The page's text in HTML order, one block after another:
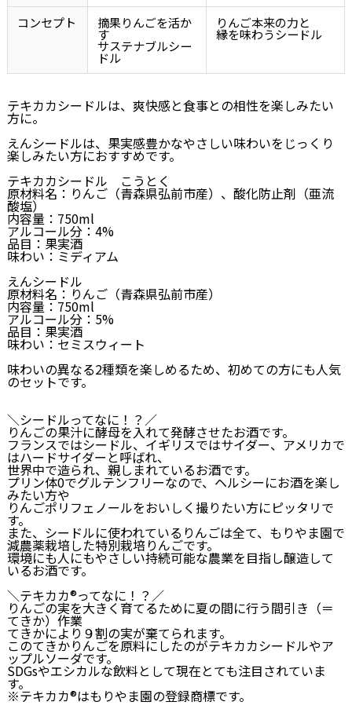
コンセプト
摘果りんごを活か
す
サステナブルシー
ドル
りんご本来の力と
縁を味わうシードル
テキカカシードルは、爽快感と食事との相性を楽しみたい
方に。
えんシードルは、果実感豊かなやさしい味わいをじっくり
楽しみたい方におすすめです。
テキカカシードル こうとく
原材料名：りんご（青森県弘前市産）、酸化防止剤（亜流
酸塩）
内容量：750ml
アルコール分：4%
品目：果実酒
味わい：ミディアム
えんシードル
原材料名：りんご（青森県弘前市産）
内容量：750ml
アルコール分：5%
品目：果実酒
味わい：セミスウィート
味わいの異なる2種類を楽しめるため、初めての方にも人気
のセットです。
＼シードルってなに！？／
りんごの果汁に酵母を入れて発酵させたお酒です。
フランスではシードル、イギリスではサイダー、アメリカで
はハードサイダーと呼ばれ、
世界中で造られ、親しまれているお酒です。
プリン体0でグルテンフリーなので、ヘルシーにお酒を楽し
みたい方や
りんごポリフェノールをおいしく撮りたい方にピッタリで
す。
また、シードルに使われているりんごは全て、もりやま園で
減農薬栽培した特別栽培りんごです。
環境にも人にもやさしい持続可能な農業を目指し醸造して
いるお酒です。
＼テキカカ®ってなに！？／
りんごの実を大きく育てるために夏の間に行う間引き（＝
てきか）作業
てきかにより９割の実が棄てられます。
このてきかりんごを原料にしたのがテキカカシードルやア
ップルソーダです。
SDGsやエシカルな飲料として現在とても注目されていま
す。
※テキカカ®はもりやま園の登録商標です。